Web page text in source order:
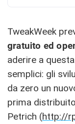
TweakWeek
gratuito ed
aderire a
semplici: gli
da zero un
prima
Petrich (http://